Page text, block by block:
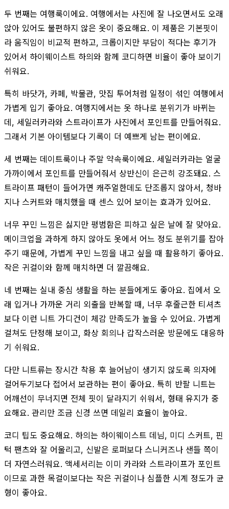
두 번째는 여행룩이에요. 여행에서는 사진에 잘 나오면서도 오래
앉아 있어도 불편하지 않은 옷이 중요해요. 이 제품은 기본핏이
라 움직임이 비교적 편하고, 크롭이지만 부담이 적다는 후기가
있어서 하이웨이스트 하의와 함께 코디하면 비율이 좋아 보이기
쉬워요.
특히 바닷가, 카페, 박물관, 맛집 투어처럼 일정이 섞인 여행에서
가볍게 입기 좋아요. 여행지에서는 옷 하나로 분위기가 바뀌는
데, 세일러카라와 스트라이프가 사진에서 포인트를 만들어줘요.
그래서 기본 아이템보다 기록이 더 예쁘게 남는 편이에요.
세 번째는 데이트룩이나 주말 약속룩이에요. 세일러카라는 얼굴
가까이에서 포인트를 만들어줘서 상반신이 은근히 강조돼요. 스
트라이프 패턴이 들어가면 캐주얼한데도 단조롭지 않아서, 청바
지나 스커트와 매치했을 때 센스 있어 보이는 효과가 있어요.
너무 꾸민 느낌은 싫지만 평범함은 피하고 싶은 날에 잘 맞아요.
메이크업을 과하게 하지 않아도 옷에서 어느 정도 분위기를 잡아
주기 때문에, 가볍게 꾸민 느낌을 내고 싶을 때 활용하기 좋아요.
작은 귀걸이와 함께 매치하면 더 깔끔해요.
네 번째는 실내 중심 생활을 하는 분들에게도 좋아요. 집에서 오
래 입거나 가까운 거리 외출을 반복할 때, 너무 후줄근한 티셔츠
보다 이런 니트 가디건이 체감 만족도가 높을 수 있어요. 가볍게
걸쳐도 단정해 보이고, 화상 회의나 갑작스러운 방문에도 대응하
기 쉬워요.
다만 니트류는 장시간 착용 후 늘어남이 생기지 않도록 의자에
걸어두기보다 접어서 보관하는 편이 좋아요. 특히 반팔 니트는
어깨선이 무너지면 전체 핏이 달라지기 쉬워서, 형태 유지가 중
요해요. 관리만 조금 신경 쓰면 데일리 효율이 높아요.
코디 팁도 중요해요. 하의는 하이웨이스트 데님, 미디 스커트, 핀
턱 팬츠와 잘 어울리고, 신발은 로퍼보다 스니커즈나 샌들 쪽이
더 자연스러워요. 액세서리는 이미 카라와 스트라이프가 포인트
이므로 과한 목걸이보다는 작은 귀걸이나 심플한 시계 정도가 균
형이 좋아요.